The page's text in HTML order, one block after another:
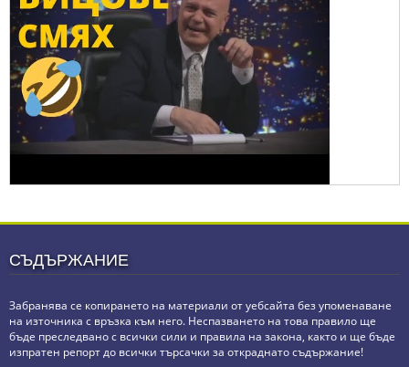
СЪДЪРЖАНИЕ
Забранява се копирането на материали от уебсайта без упоменаване
на източника с връзка към него. Неспазването на това правило ще
бъде преследвано с всички сили и правила на закона, както и ще бъде
изпратен репорт до всички търсачки за откраднато съдържание!